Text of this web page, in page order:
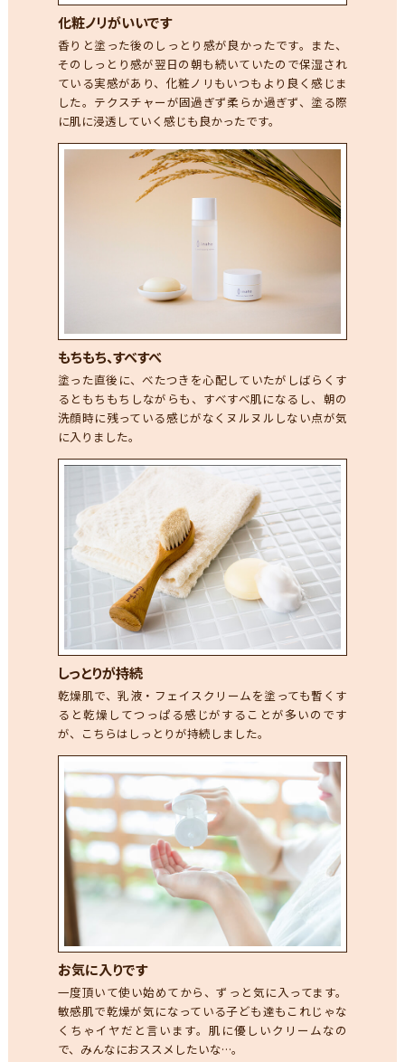
化粧ノリがいいです
香りと塗った後のしっとり感が良かったです。また、
そのしっとり感が翌日の朝も続いていたので保湿され
ている実感があり、化粧ノリもいつもより良く感じま
した。テクスチャーが固過ぎず柔らか過ぎず、塗る際
に肌に浸透していく感じも良かったです。
もちもち、すべすべ
塗った直後に、べたつきを心配していたがしばらくす
るともちもちしながらも、すべすべ肌になるし、朝の
洗顔時に残っている感じがなくヌルヌルしない点が気
に入りました。
しっとりが持続
乾燥肌で、乳液・フェイスクリームを塗っても暫くす
ると乾燥してつっぱる感じがすることが多いのです
が、こちらはしっとりが持続しました。
お気に入りです
一度頂いて使い始めてから、ずっと気に入ってます。
敏感肌で乾燥が気になっている子ども達もこれじゃな
くちゃイヤだと言います。肌に優しいクリームなの
で、みんなにおススメしたいな…。